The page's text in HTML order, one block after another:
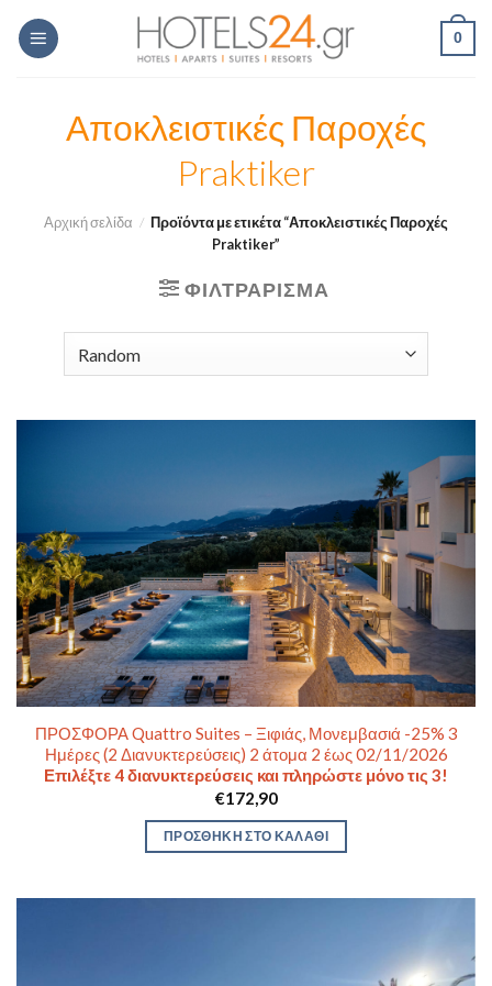
Skip
0
Αποκλειστικές Παροχές
Praktiker
Αρχική σελίδα / Προϊόντα με ετικέτα “Αποκλειστικές Παροχές
Praktiker”
ΦΙΛΤΡΆΡΙΣΜΑ
ΠΡΟΣΦΟΡΑ Quattro Suites – Ξιφιάς, Μονεμβασιά -25% 3
Ημέρες (2 Διανυκτερεύσεις) 2 άτομα 2 έως 02/11/2026
Επιλέξτε 4 διανυκτερεύσεις και πληρώστε μόνο τις 3!
€172,90
ΠΡΟΣΘΉΚΗ ΣΤΟ ΚΑΛΆΘΙ